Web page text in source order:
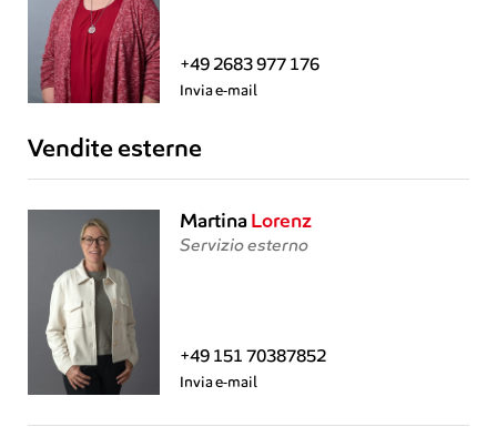
+49 2683 977 176
Invia e-mail
Vendite esterne
Martina Lorenz
Servizio esterno
+49 151 70387852
Invia e-mail